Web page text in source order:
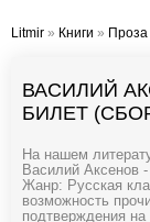
Litmir » Книги » Проза
ВАСИЛИЙ
БИЛЕТ
На нашем
Василий Аксенов
Жанр: Русская
возможность
подтверждения